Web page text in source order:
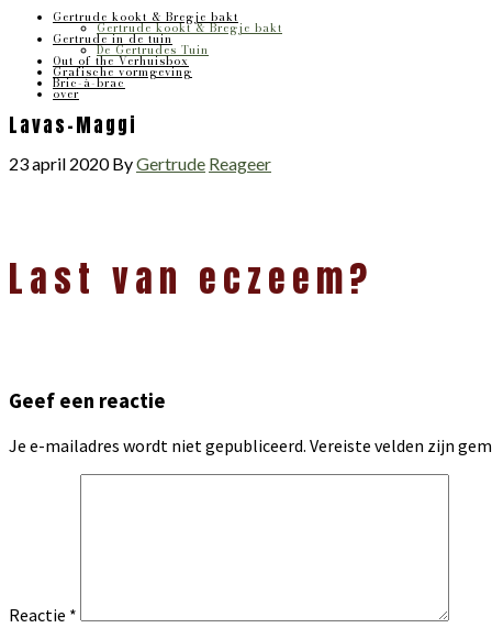
Gertrude kookt & Bregje bakt
Gertrude kookt & Bregje bakt
Gertrude in de tuin
De Gertrudes Tuin
Out of the Verhuisbox
Grafische vormgeving
Bric-à-brac
over
Lavas-Maggi
23 april 2020ByGertrude Reageer
Interacties
Last van eczeem?
Geef een reactie
Je e-mailadres wordt niet gepubliceerd. Vereiste velden zijn
Reactie *